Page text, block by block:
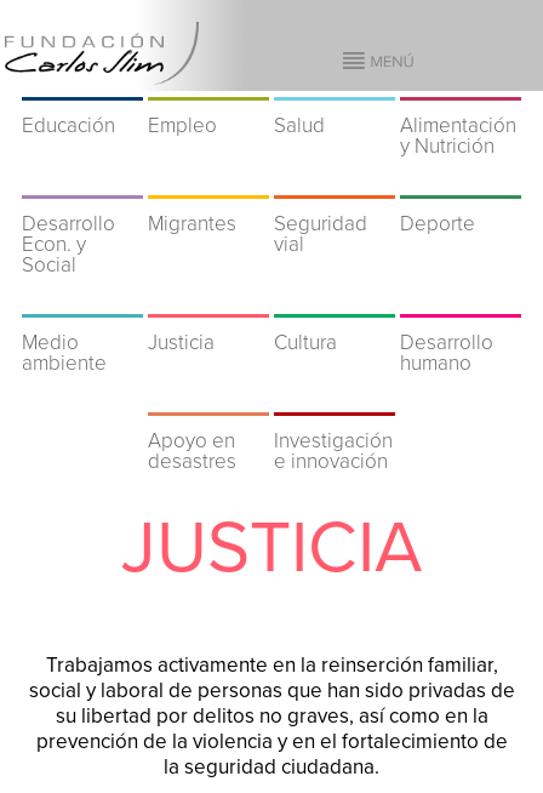
Educación Empleo Salud
Alimentación
y Nutrición
Desarrollo
Econ. y
Social
Migrantes
Seguridad
vial
Deporte
Medio
ambiente
Justicia Cultura
Desarrollo
humano
Apoyo en
desastres
Investigación
e innovación
JUSTICIA
Trabajamos activamente en la reinserción familiar,
social y laboral de personas que han sido privadas de
su libertad por delitos no graves, así como en la
prevención de la violencia y en el fortalecimiento de
la seguridad ciudadana.